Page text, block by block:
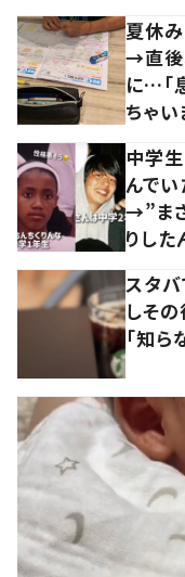
夏休
→直後
に…「
ちゃい
中学
んで
→”ま
りした
スタバ
しそ
「知ら